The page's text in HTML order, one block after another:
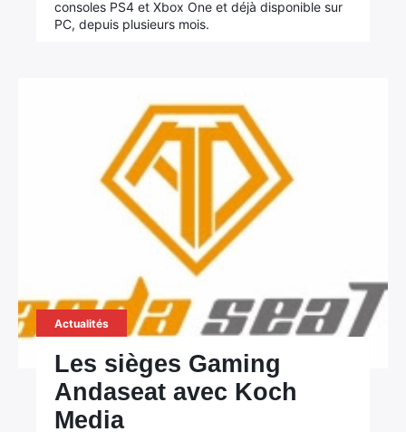
consoles PS4 et Xbox One et déjà disponible sur
PC, depuis plusieurs mois.
Actualités
Les sièges Gaming
Andaseat avec Koch
Media
: